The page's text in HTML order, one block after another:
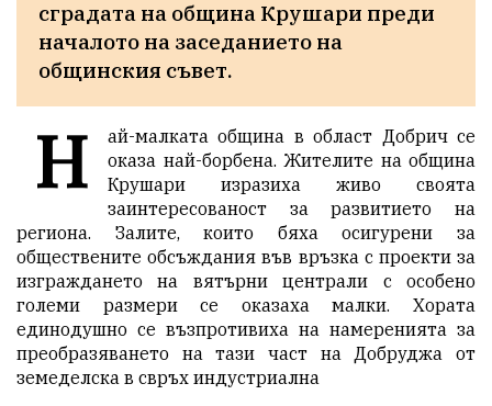
сградата на община Крушари преди
началото на заседанието на
общинския съвет.
Н
ай-малката община в област Добрич се
оказа най-борбена. Жителите на община
Крушари изразиха живо своята
заинтересованост за развитието на
региона. Залите, които бяха осигурени за
обществените обсъждания във връзка с проекти за
изграждането на вятърни централи с особено
големи размери се оказаха малки. Хората
единодушно се възпротивиха на намеренията за
преобразяването на тази част на Добруджа от
земеделска в свръх индустриална